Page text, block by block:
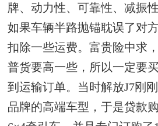
牌、动力性、可靠性、减振
如果车辆半路抛锚耽误了对
扣除一些运费。富贵险中求
普货要高一些，所以一定要
到运输订单。当时解放J7刚
品牌的高端车型，于是贷款